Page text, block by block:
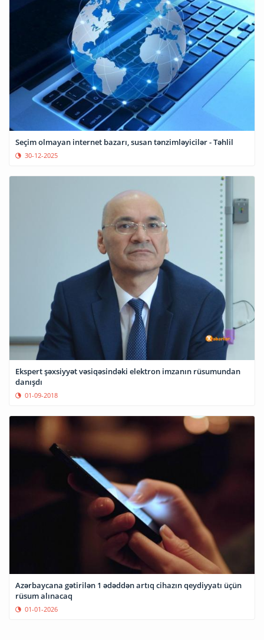
Seçim olmayan internet bazarı, susan tənzimləyicilər - Təhlil
30-12-2025
Ekspert şəxsiyyət vəsiqəsindəki elektron imzanın rüsumundan
danışdı
01-09-2018
Azərbaycana gətirilən 1 ədəddən artıq cihazın qeydiyyatı üçün
rüsum alınacaq
01-01-2026